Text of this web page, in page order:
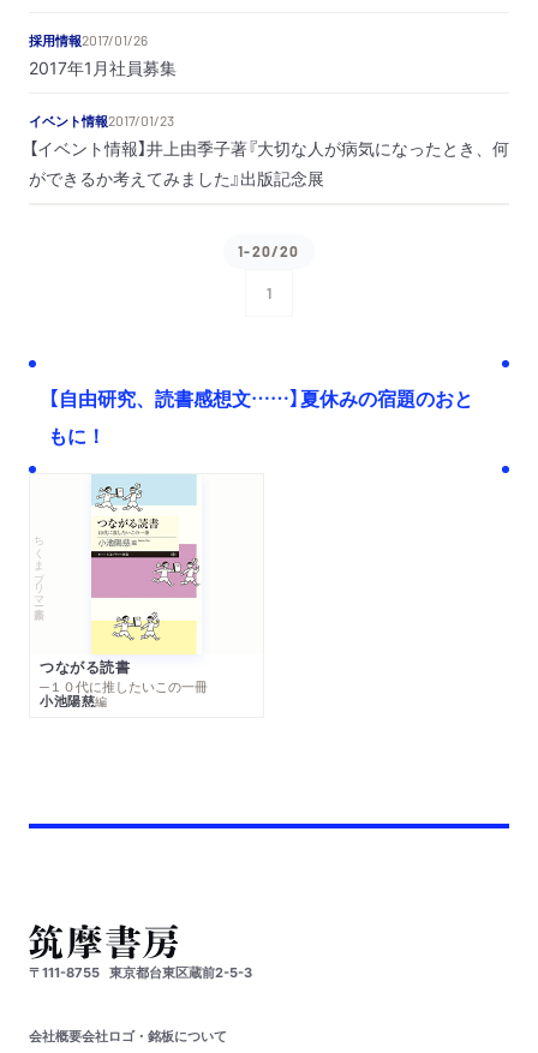
採用情報2017/01/26
2017年1月社員募集
イベント情報2017/01/23
【イベント情報】井上由季子著『大切な人が病気になったとき、何
ができるか考えてみました』出版記念展
1-20/20
1
【自由研究、読書感想文……】夏休みの宿題のおと
もに！
ちくまプリマー新書
つながる読書
─１０代に推したいこの一冊
小池陽慈編
〒111-8755 東京都台東区蔵前2-5-3
会社概要会社ロゴ・銘板について